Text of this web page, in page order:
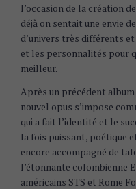
l’occasion de la création
déjà on sentait une envie
d’univers très différents
et les personnalités pour
meilleur.
Après un précédent
nouvel opus s’impose
qui a fait l’identité et le
la fois puissant, poétique
encore accompagné de
l’étonnante colombienne
américains STS et Rome